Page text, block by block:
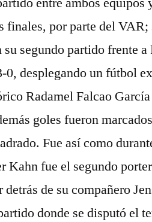
finales, por parte del
su segundo partido frente
0, desplegando un fútbol
Radamel Falcao
goles fueron
Fue así como
Kahn fue el segundo
de su compañero
donde se disputó el